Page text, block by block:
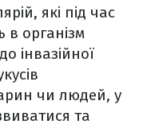
які під час
в організм
інвазійної
чи людей, у
та